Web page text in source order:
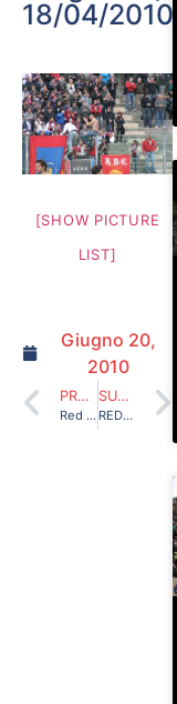
18/04/2010
[SHOW PICTURE
LIST]
Giugno 20,
2010
PRECEDENTE
Red Blue Eagles L’Aquila 1978 in Curva Sud (L’Aquila-Santegidiese, commemorazione delle 308 vittime del terremoto e ricordo di Renato Aloisi detto Renatò) 11/04/10
SUCCESSIVO
RED BLUE EAGLES L’AQUILA 1978 NEL TRIANGOLARE (VIS PESARO – L’AQUILA – BOLOGNA), PESARO 13 AGOSTO 2009